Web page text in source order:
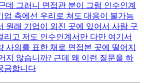
데 그러니 면접관 분이 그럼 인수인계
업 측에선 우리로 쳐도 대응이 불가능
원래 기업이 외진 곳에 있어서 사람 구
리고 저도 인수인계서만 다만 여기서
사의를 표한 채로 면접본 곳에 떨어지
지 않습니까? 근데 왜 이런 질문을 하
금합니다